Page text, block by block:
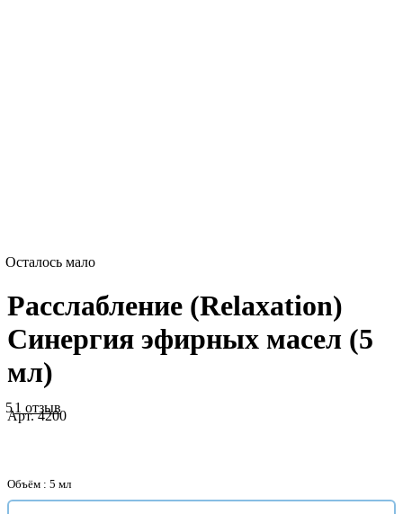
Осталось мало
Расслабление (Relaxation)
Синергия эфирных масел (5
мл)
51 отзыв
Арт.4200
Объём : 5 мл